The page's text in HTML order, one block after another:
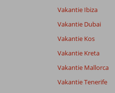
Vakantie Ibiza
Vakantie Dubai
Vakantie Kos
Vakantie Kreta
Vakantie Mallorca
Vakantie Tenerife